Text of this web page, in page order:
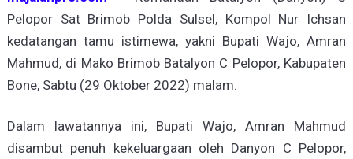
Pelopor Sat Brimob Polda Sulsel, Kompol Nur Ichsan
kedatangan tamu istimewa, yakni Bupati Wajo, Amran
Mahmud, di Mako Brimob Batalyon C Pelopor, Kabupaten
Bone, Sabtu (29 Oktober 2022) malam.
Dalam lawatannya ini, Bupati Wajo, Amran Mahmud
disambut penuh kekeluargaan oleh Danyon C Pelopor,